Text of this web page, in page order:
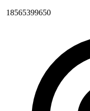
18565399650